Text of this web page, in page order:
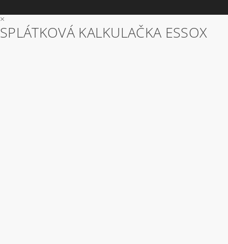
×
SPLÁTKOVÁ KALKULAČKA ESSOX